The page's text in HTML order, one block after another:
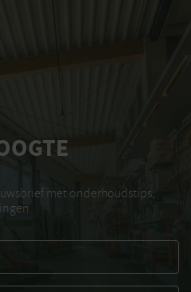
met onderhoudstips,